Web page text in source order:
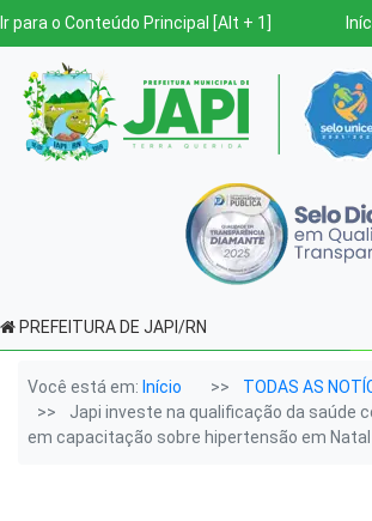
Ir para o Conteúdo Principal [Alt + 1]
PREFEITURA DE JAPI/RN
Você está em: Início
TODAS AS
Japi investe na qualificação da saúde
em capacitação sobre hipertensão em Natal